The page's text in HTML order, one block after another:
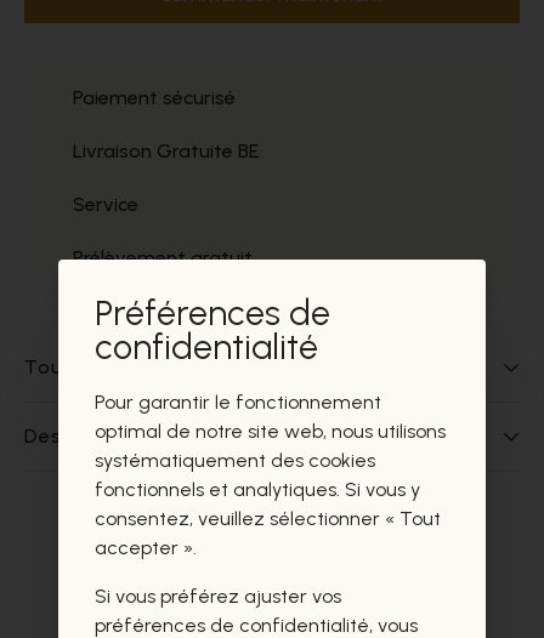
Paiement sécurisé
Livraison Gratuite BE
Service
Prélèvement gratuit
Tout sur ce produit
Des questions sur ce produit?
Ces produits vous intéresseront
certainement aussi.
Préférences de
confidentialité
Pour garantir le fonctionnement
optimal de notre site web, nous utilisons
systématiquement des cookies
fonctionnels et analytiques. Si vous y
consentez, veuillez sélectionner « Tout
accepter ».
Si vous préférez ajuster vos
préférences de confidentialité, vous